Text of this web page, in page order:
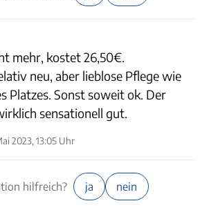
mehr, kostet 26,50€.
neu, aber lieblose Pflege wie
Platzes. Sonst soweit ok. Der
sensationell gut.
2023, 13:05 Uhr
hilfreich? ja nein